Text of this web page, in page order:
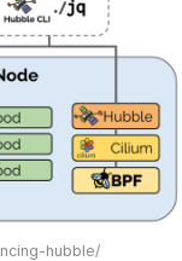
hubble/